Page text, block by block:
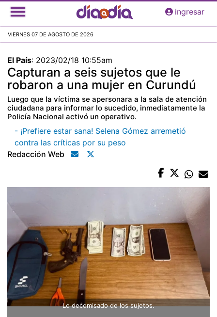
Pasar
al
principal
ingresar
VIERNES 07 DE AGOSTO DE 2026
El País: 2023/02/18 10:55am
Capturan a seis sujetos que le
robaron a una mujer en Curundú
Luego que la víctima se apersonara a la sala de atención
ciudadana para informar lo sucedido, inmediatamente la
Policía Nacional activó un operativo.
- ¡Prefiere estar sana! Selena Gómez arremetió
contra las críticas por su peso
Redacción Web
Lo decomisado de los sujetos.